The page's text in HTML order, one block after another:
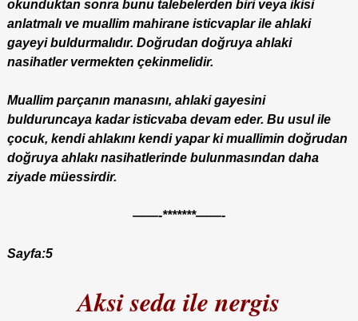
okunduktan sonra bunu talebelerden biri veya ikisi
anlatmalı ve muallim mahirane isticvaplar ile ahlaki
gayeyi buldurmalıdır. Doğrudan doğruya ahlaki
nasihatler vermekten çekinmelidir.
Muallim parçanın manasını, ahlaki gayesini
bulduruncaya kadar isticvaba devam eder. Bu usul ile
çocuk, kendi ahlakını kendi yapar ki muallimin doğrudan
doğruya ahlakı nasihatlerinde bulunmasından daha
ziyade müessirdir.
——-*******——-
Sayfa:5
Aksi seda ile nergis